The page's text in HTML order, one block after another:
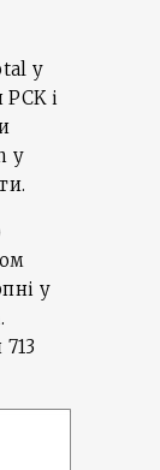
у
і
у
у